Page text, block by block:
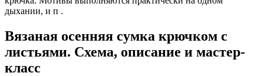
дыхании, и п .
Вязаная осенняя сумка крючком с
листьями. Схема, описание и мастер-
класс